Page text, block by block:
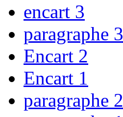
encart 3
paragraphe 3
Encart 2
Encart 1
paragraphe 2